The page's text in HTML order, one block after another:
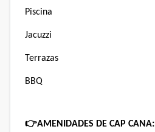
Piscina
Jacuzzi
Terrazas
BBQ
👉AMENIDADES DE CAP CANA: